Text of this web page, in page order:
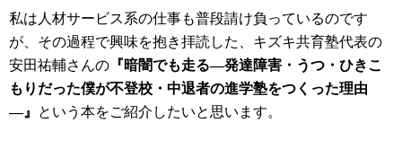
私は人材サービス系の仕事も普段請け負っているのです
が、その過程で興味を抱き拝読した、キズキ共育塾代表の
安田祐輔さんの 『暗闇でも走る―発達障害・うつ・ひきこ
もりだった僕が不登校・中退者の進学塾をつくった理由
―』
という本をご紹介したいと思います。